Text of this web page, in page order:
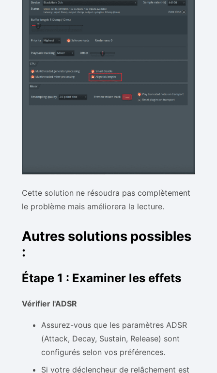
Cette solution ne résoudra pas complètement
le problème mais améliorera la lecture.
Autres solutions possibles
:
Étape 1 : Examiner les effets
Vérifier l'ADSR
Assurez-vous que les paramètres ADSR
(Attack, Decay, Sustain, Release) sont
configurés selon vos préférences.
Si votre déclencheur de relâchement est